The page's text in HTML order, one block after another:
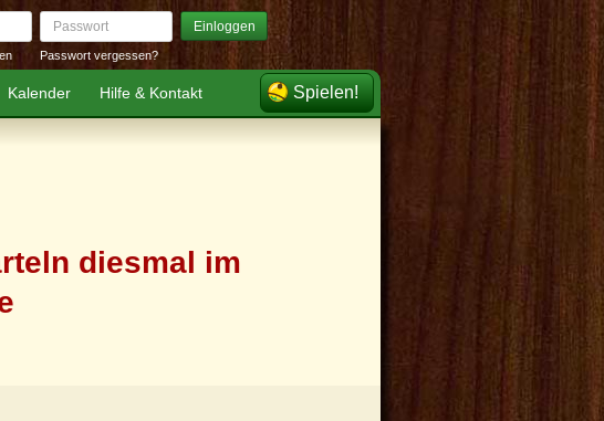
Passwort Einloggen
Passwort vergessen?
Kalender Hilfe & Kontakt Spielen!
diesmal im